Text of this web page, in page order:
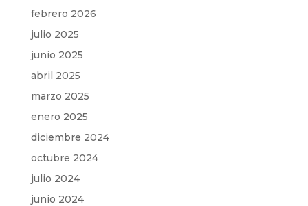
febrero 2026
julio 2025
junio 2025
abril 2025
marzo 2025
enero 2025
diciembre 2024
octubre 2024
julio 2024
junio 2024